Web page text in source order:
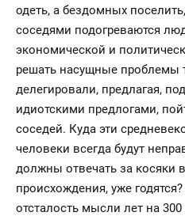
одеть, а бездомных
соседями подогреваются
экономической и
решать насущные проблемы
делегировали, предлагая,
идиотскими предлогами,
соседей. Куда эти
человеки всегда будут
должны отвечать за косяки
происхождения, уже
отсталость мысли лет на